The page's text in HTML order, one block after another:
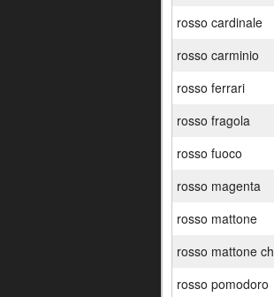
rosso cardinale
rosso carminio
rosso ferrari
rosso fragola
rosso fuoco
rosso magenta
rosso mattone
rosso mattone
rosso pomodoro